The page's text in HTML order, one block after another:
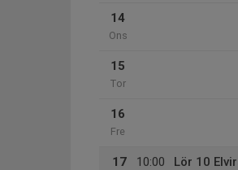
14
Ons
15
Tor
16
Fre
17
10:00
Lör 10